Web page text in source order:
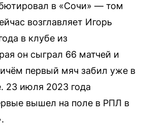
в «Сочи» — том
возглавляет Игорь
в клубе из
он сыграл 66 матчей и
первый мяч забил уже в
23 июля 2023 года
вышел на поле в РПЛ в